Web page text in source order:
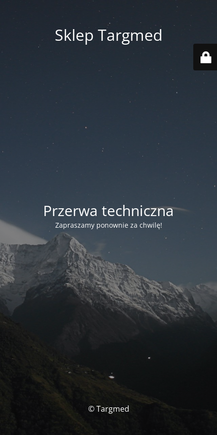
Sklep Targmed
Przerwa techniczna
Zapraszamy ponownie za chwilę!
© Targmed